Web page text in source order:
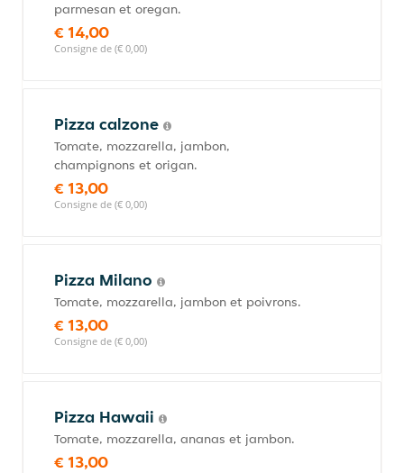
parmesan et oregan.
€ 14,00
Consigne de (€ 0,00)
Pizza calzone
Tomate, mozzarella, jambon,
champignons et origan.
€ 13,00
Consigne de (€ 0,00)
Pizza Milano
Tomate, mozzarella, jambon et poivrons.
€ 13,00
Consigne de (€ 0,00)
Pizza Hawaii
Tomate, mozzarella, ananas et jambon.
€ 13,00